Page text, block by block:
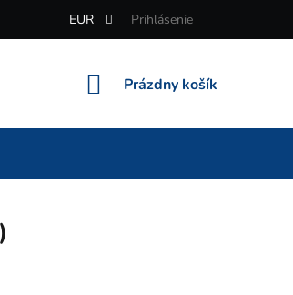
EUR Prihlásenie
NÁKUPNÝ
Prázdny košík